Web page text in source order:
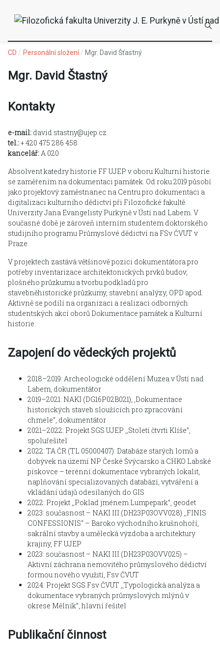
CD Personální složení Mgr. David Šťastný
Mgr. David Štastný
Kontakty
e-mail: david.stastny@ujep.cz
tel.:+ 420 475 286 458
kancelář: A 020
Absolvent katedry historie FF UJEP v oboru Kulturní historie
se zaměřením na dokumentaci památek. Od roku 2019 působí
jako projektový zaměstnanec na Centru pro dokumentaci a
digitalizaci kulturního dědictví při Filozofické fakultě
Univerzity Jana Evangelisty Purkyně v Ústí nad Labem. V
současné době je zároveň interním studentem doktorského
studijního programu Průmyslové dědictví na FSv ČVUT v
Praze.
V projektech zastává většinově pozici dokumentátora pro
potřeby inventarizace architektonických prvků budov,
plošného průzkumu a tvorbu podkladů pro
stavebněhistorické průzkumy, stavební analýzy, OPD apod.
Aktivně se podílí na organizaci a realizaci odborných
studentských akcí oborů Dokumentace památek a Kulturní
historie.
Zapojení do vědeckých projektů
2018–2019: Archeologické oddělení Muzea v Ústí nad
Labem, dokumentátor
2019–2021: NAKI (DG16P02B021), ‚Dokumentace
historických staveb sloužících pro zpracování
chmele’’, dokumentátor
2021–2022: Projekt SGS UJEP ‚‚Století čtvrti Klíše’’,
spoluřešitel
2022: TA ČR (TL 05000407): Databáze starých lomů a
dobývek na území NP České Švýcarsko a CHKO Labské
pískovce – terénní dokumentace vybraných lokalit,
naplňování specializovaných databází, vytváření a
vkládání údajů odesílaných do GIS
2022: Projekt ‚‚Poklad jménem Lumpepark’’, geodet
2023: současnost – NAKI III (DH23P03OVV028) ‚‚FINIS
CONFESSIONIS‘‘ – Baroko východního krušnohoří,
sakrální stavby a umělecká výzdoba a architektury
krajiny, FF UJEP
2023: současnost – NAKI III (DH23P03OVV025) –
Aktivní záchrana nemovitého průmyslového dědictví
formou nového využití, Fsv ČVUT
2024: Projekt SGS Fsv ČVUT ‚‚Typologická analýza a
dokumentace vybraných průmyslových mlýnů v
okrese Mělník’’, hlavní řešitel
Publikační činnost